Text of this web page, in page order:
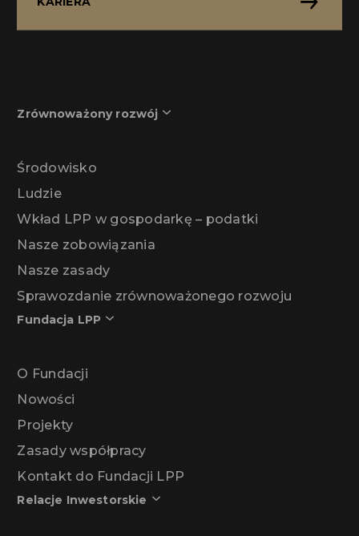
Zrównoważony rozwój
Środowisko
Ludzie
Wkład LPP w gospodarkę – podatki
Nasze zobowiązania
Nasze zasady
Sprawozdanie zrównoważonego rozwoju
Fundacja LPP
O Fundacji
Nowości
Projekty
Zasady współpracy
Kontakt do Fundacji LPP
Relacje Inwestorskie